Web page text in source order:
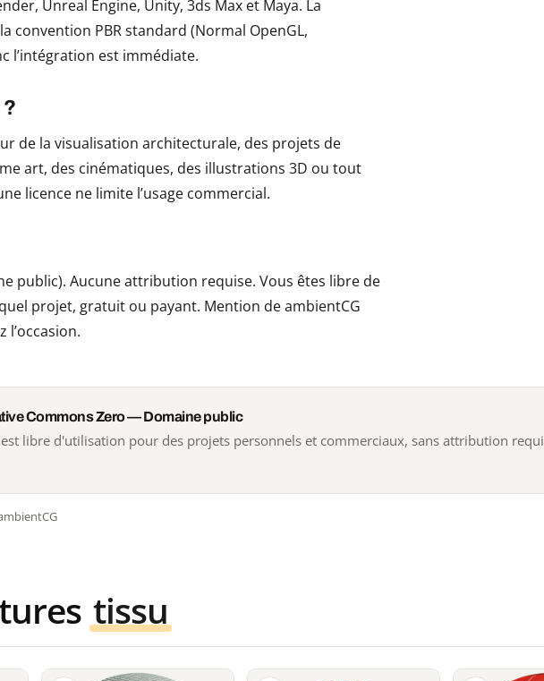
Unreal Engine, Unity, 3ds Max et Maya. La
convention PBR standard (Normal OpenGL,
l’intégration est immédiate.
?
de la visualisation architecturale, des projets de
art, des cinématiques, des illustrations 3D ou tout
licence ne limite l’usage commercial.
public). Aucune attribution requise. Vous êtes libre de
projet, gratuit ou payant. Mention de ambientCG
l’occasion.
Commons Zero — Domaine public
libre d'utilisation pour des projets personnels et commerciaux, sans attribution
tissu